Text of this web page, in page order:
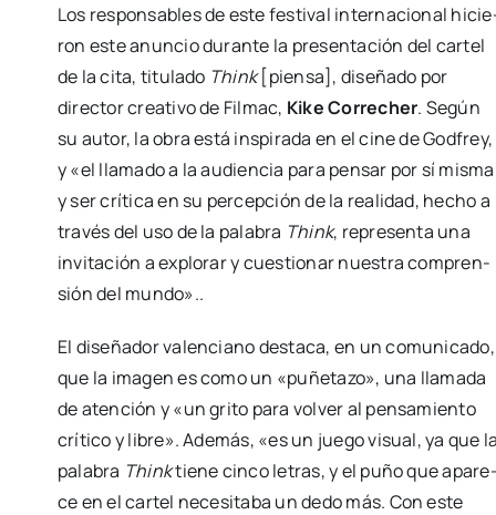
Los res­pon­sa­bles de este fes­ti­val inter­na­cio­nal
ron este anun­cio duran­te la pre­sen­ta­ción del car­tel
de la cita, titu­la­do Think[pien­sa], dise­ña­do por
direc­tor crea­ti­vo de Fil­mac, Kike Corre­cher. Según
su autor, la obra está ins­pi­ra­da en el cine de God­frey,
y «el lla­ma­do a la audien­cia para pen­sar por sí mis­ma
y ser crí­ti­ca en su per­cep­ción de la reali­dad, hecho a
tra­vés del uso de la pala­bra Think, repre­sen­ta una
invi­ta­ción a explo­rar y cues­tio­nar nues­tra com­pren­
sión del mun­do»..
El dise­ña­dor valen­ciano des­ta­ca, en un comu­ni­ca­do,
que la ima­gen es como un «puñe­ta­zo», una lla­ma­da
de aten­ción y «un gri­to para vol­ver al pen­sa­mien­to
crí­ti­co y libre». Ade­más, «es un jue­go visual, ya que
pala­bra Thinktie­ne cin­co letras, y el puño que
ce en el car­tel nece­si­ta­ba un dedo más. Con este